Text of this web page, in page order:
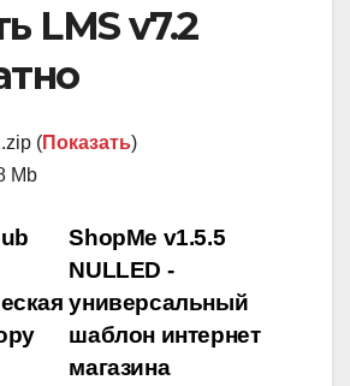
LMS v7.2
(Показать)
Mb
ShopMe v1.5.5
NULLED -
универсальный
шаблон интернет
магазина